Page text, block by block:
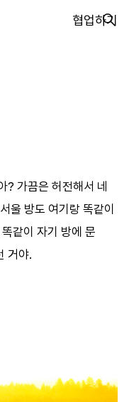
협업하기
? 가끔은 허전해서 네
서울 방도 여기랑 똑같이
똑같이 자기 방에 문
거야.